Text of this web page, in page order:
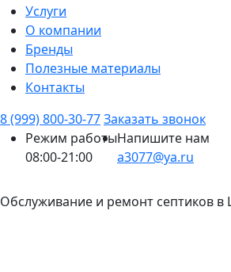
Услуги
О компании
Бренды
Полезные материалы
Контакты
8 (999) 800-30-77Заказать звонок
Режим работы
08:00-21:00
Напишите нам
a3077@ya.ru
Обслуживание и ремонт септиков в